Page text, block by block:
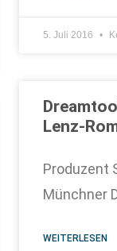
5. Juli 2016
Lenz-
Produzent
Münchner
WEITERLESEN